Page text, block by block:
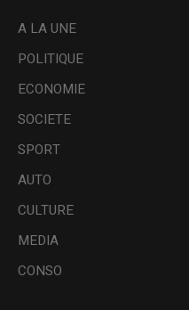
A LA UNE
POLITIQUE
ECONOMIE
SOCIETE
SPORT
AUTO
CULTURE
MEDIA
CONSO